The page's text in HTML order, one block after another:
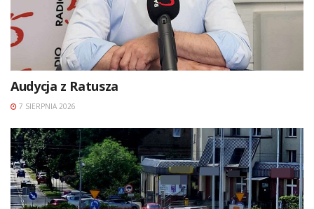
Audycja z Ratusza
7 SIERPNIA 2026